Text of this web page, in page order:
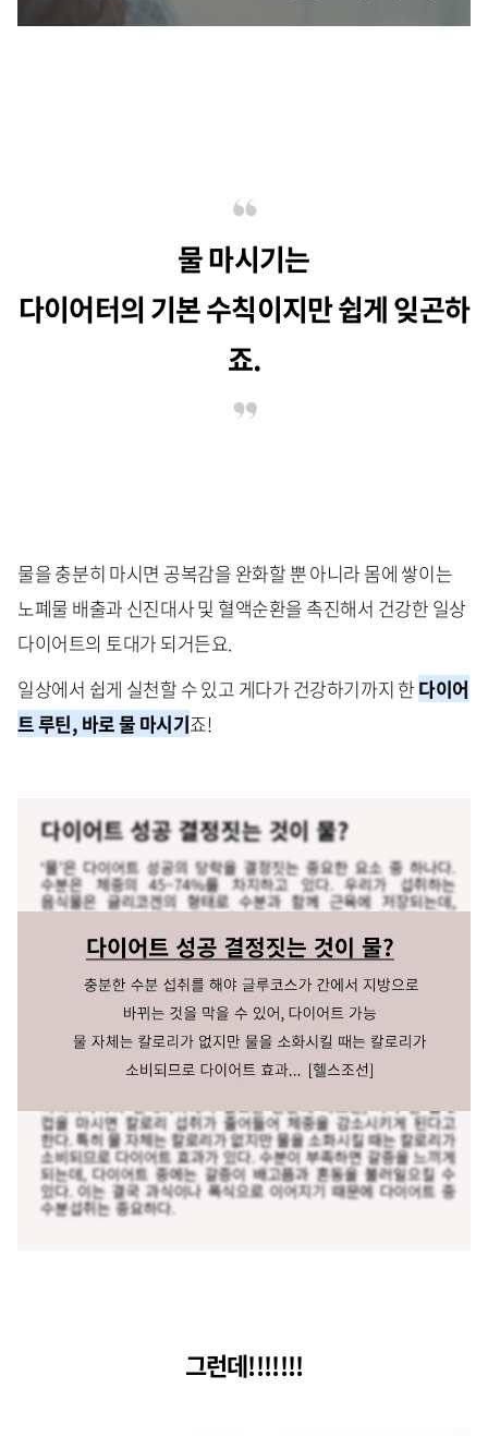
물 마시기는
다이어터의 기본 수칙이지만 쉽게 잊곤하
죠.
물을 충분히 마시면 공복감을 완화할 뿐 아니라 몸에 쌓이는
노폐물 배출과 신진대사 및 혈액순환을 촉진해서 건강한 일상
다이어트의 토대가 되거든요.
일상에서 쉽게 실천할 수 있고 게다가 건강하기까지 한 다이어
트 루틴, 바로 물 마시기죠!
그런데!!!!!!!